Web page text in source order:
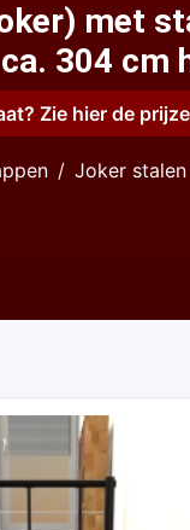
met
304 cm
Zie hier de
Joker